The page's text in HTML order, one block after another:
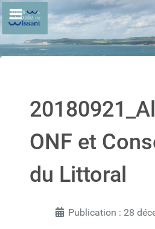
ONF et
du Littoral
Publication : 28